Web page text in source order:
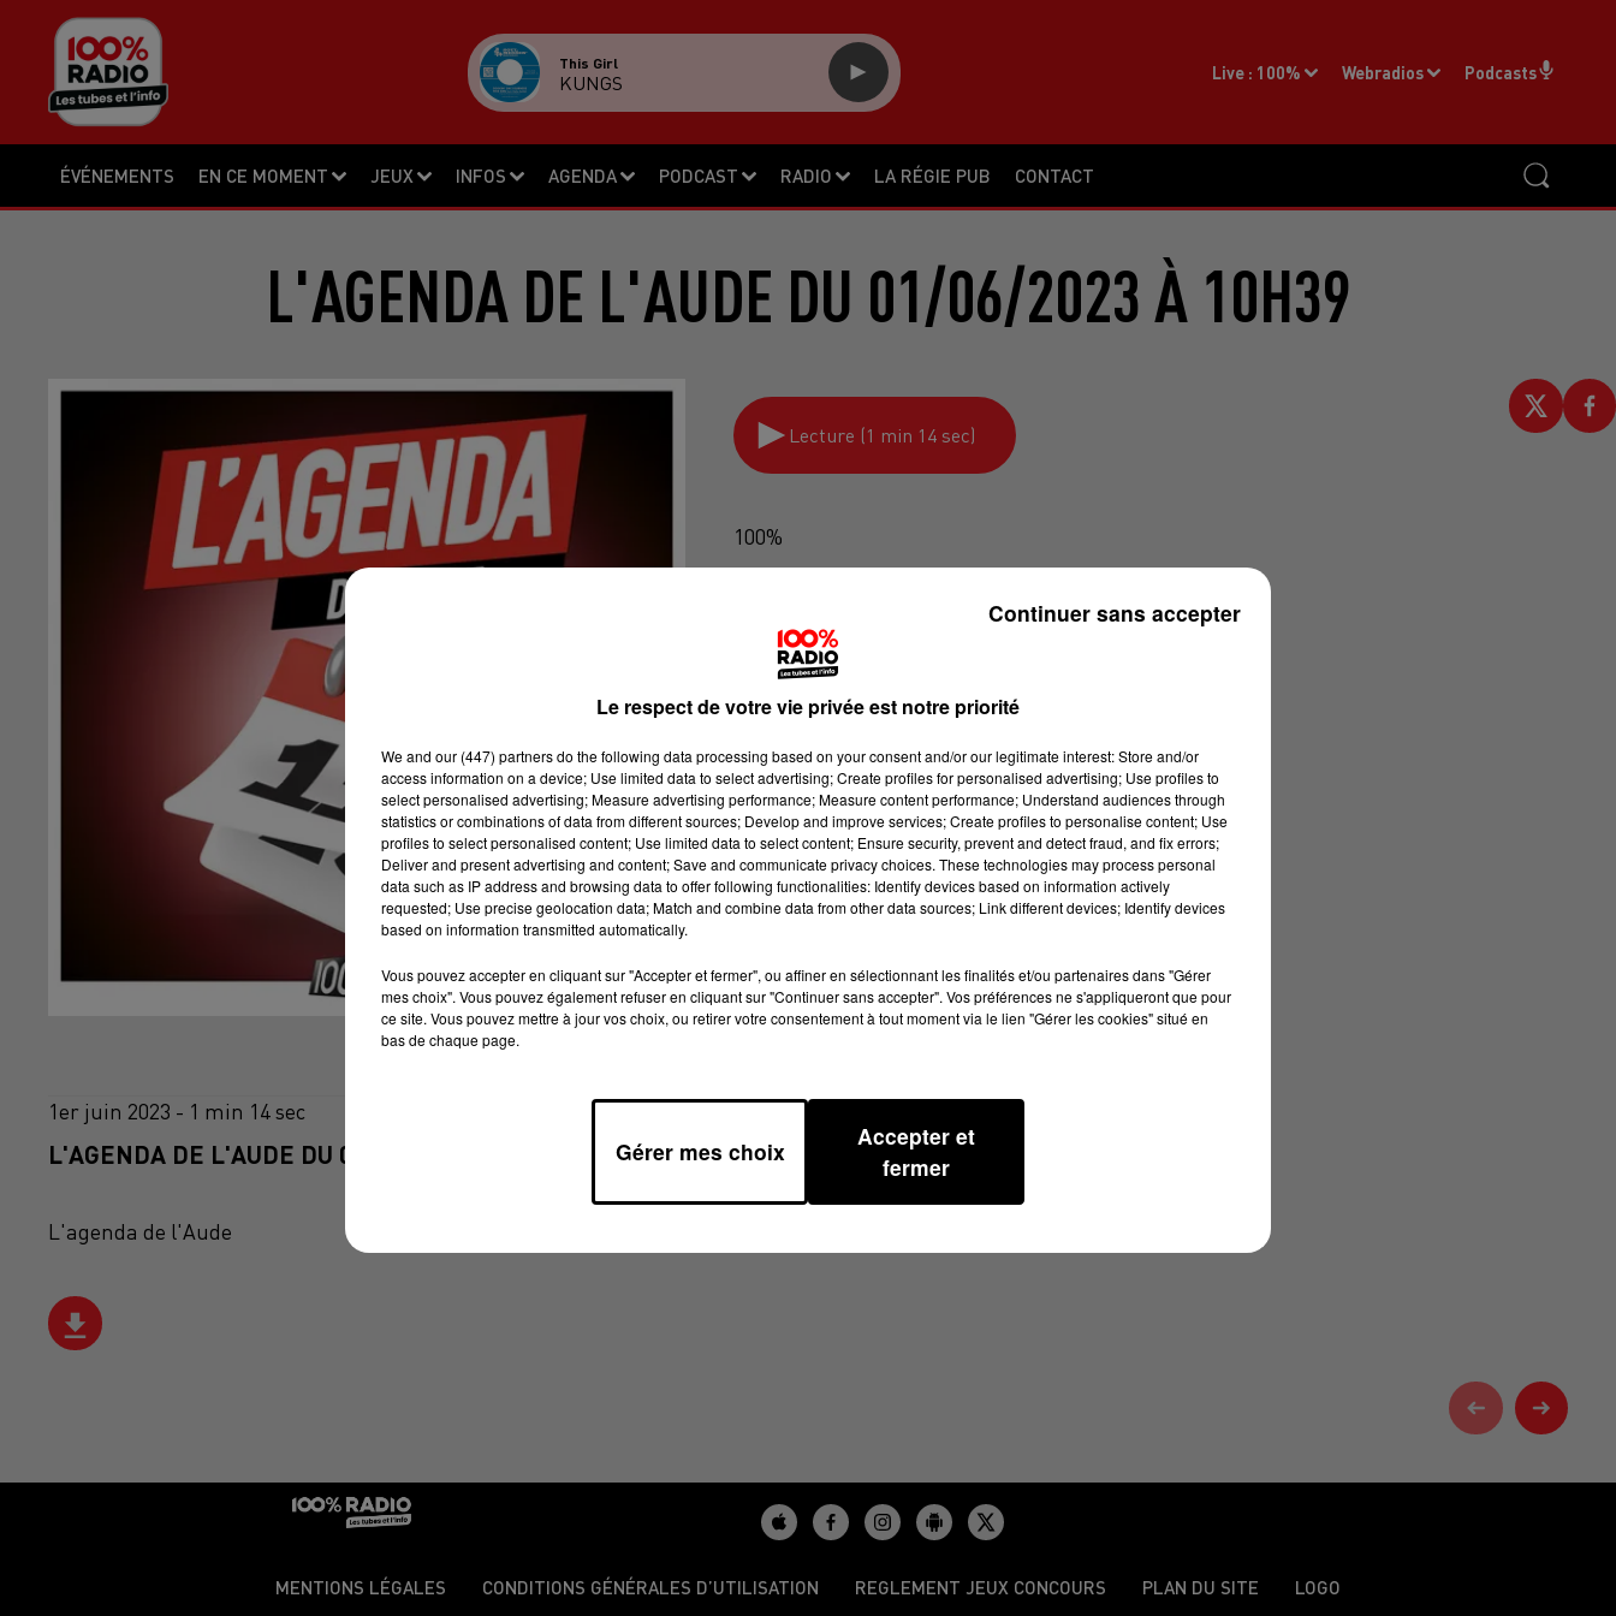
ÉVÉNEMENTS EN CE MOMENT JEUX INFOS AGENDA PODCAST RADIO LA RÉGIE PUB CONTACT
Live : 100% Webradios Podcasts
This Girl
KUNGS
L'AGENDA DE L'AUDE DU 01/06/2023 À 10H39
Lecture (1 min 14 sec)
100%
1er juin 2023 - 1 min 14 sec
L'AGENDA DE L'AUDE DU 01/06/2023 À 10H39
L'agenda de l'Aude
MENTIONS LÉGALES CONDITIONS GÉNÉRALES D’UTILISATION REGLEMENT JEUX CONCOURS PLAN DU SITE LOGO
Le respect de votre vie privée est notre priorité
We and our (447) partnersdo the following data processing based on your consent and/or our legitimate interest: Store and/or
access information on a device; Use limited data to select advertising; Create profiles for personalised advertising; Use profiles to
select personalised advertising; Measure advertising performance; Measure content performance; Understand audiences through
statistics or combinations of data from different sources; Develop and improve services; Create profiles to personalise content; Use
profiles to select personalised content; Use limited data to select content; Ensure security, prevent and detect fraud, and fix errors;
Deliver and present advertising and content; Save and communicate privacy choices. These technologies may process personal
data such as IP address and browsing data to offer following functionalities: Identify devices based on information actively
requested; Use precise geolocation data; Match and combine data from other data sources; Link different devices; Identify devices
based on information transmitted automatically.
Vous pouvez accepter en cliquant sur "Accepter et fermer", ou affiner en sélectionnant les finalités et/ou partenaires dans "Gérer
mes choix". Vous pouvez également refuser en cliquant sur "Continuer sans accepter". Vos préférences ne s'appliqueront que pour
ce site. Vous pouvez mettre à jour vos choix, ou retirer votre consentement à tout moment via le lien "Gérer les cookies" situé en
bas de chaque page.
Gérer mes choix
Accepter et
fermer
Continuer sans accepter